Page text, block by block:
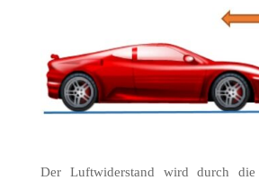
Der Luftwiderstand wird durch die